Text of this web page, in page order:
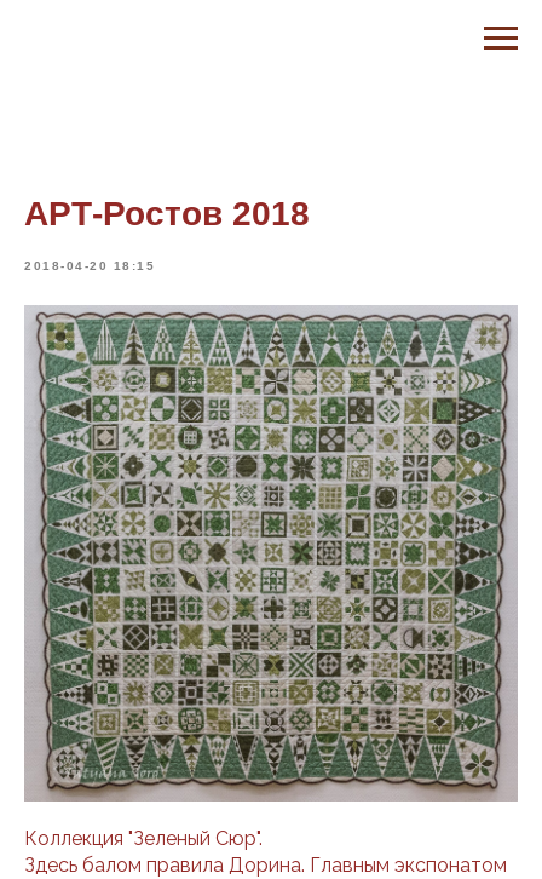
АРТ-Ростов 2018
2018-04-20 18:15
Коллекция "Зеленый Сюр".
Здесь балом правила Дорина. Главным экспонатом